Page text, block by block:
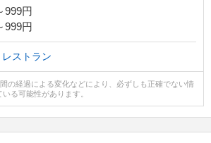
999円
999円
ストラン
の経過による変化などにより、必ずしも正確でない情
る可能性があります。